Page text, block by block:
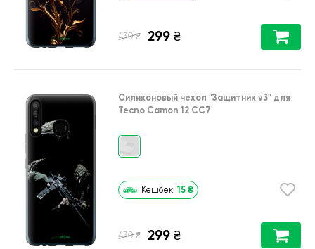
430 ₴ 299 ₴
Силиконовый чехол "Защитник v3" для
Tecno Camon 12 CC7
Кешбек 15 ₴
430 ₴ 299 ₴